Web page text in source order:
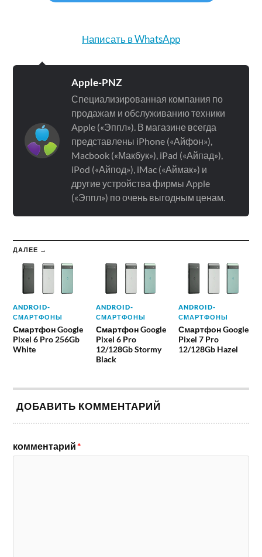
Написать в WhatsApp
Apple-PNZ
Специализированная компания по
продажам и обслуживанию техники
Apple («Эппл»). В магазине всегда
представлены iPhone («Айфон»),
Macbook («Макбук»), iPad («Айпад»),
iPod («Айпод»), iMac («Аймак») и
другие устройства фирмы Apple
(«Эппл») по очень выгодным ценам.
ДАЛЕЕ →
ANDROID-
СМАРТФОНЫ
Смартфон Google
Pixel 6 Pro 256Gb
White
ANDROID-
СМАРТФОНЫ
Смартфон Google
Pixel 6 Pro
12/128Gb Stormy
Black
ANDROID-
СМАРТФОНЫ
Смартфон Google
Pixel 7 Pro
12/128Gb Hazel
ДОБАВИТЬ КОММЕНТАРИЙ
комментарий*